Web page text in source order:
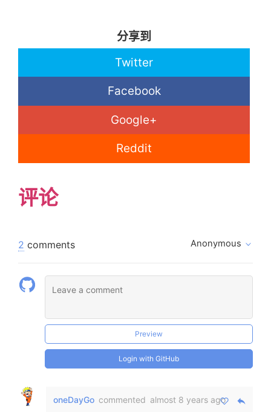
分享到
Twitter
Facebook
Google+
Reddit
评论
2 comments Anonymous
Preview
Login with GitHub
oneDayGo commented almost 8 years ago